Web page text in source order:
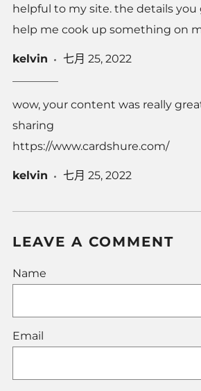
helpful to my site. the details you
help me cook up something on
kelvin 七月 25, 2022
wow, your content was really
sharing
https://www.cardshure.com/
kelvin 七月 25, 2022
LEAVE A COMMENT
Name
Email